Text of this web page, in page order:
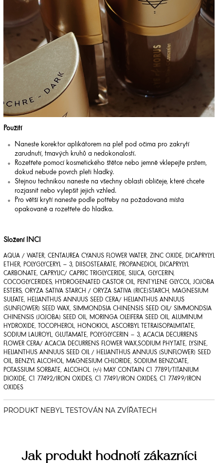
Použití
Naneste korektor aplikátorem na pleť pod očima pro zakrytí
zarudnutí, tmavých kruhů a nedokonalostí.
Rozetřete pomocí kosmetického štětce nebo jemně vklepejte prstem,
dokud nebude povrch pleti hladký.
Stejnou technikou naneste na všechny oblasti obličeje, které chcete
rozjasnit nebo vylepšit jejich vzhled.
Pro větší krytí naneste podle potřeby na požadovaná místa
opakovaně a rozetřete do hladka.
Složení INCI
AQUA / WATER, CENTAUREA CYANUS FLOWER WATER, ZINC OXIDE, DICAPRYLYL
ETHER, POLYGLYCERYL – 3, DIISOSTEARATE, PROPANEDIOL, DICAPRYLYL
CARBONATE, CAPRYLIC/ CAPRIC TRIGLYCERIDE, SILICA, GLYCERIN,
COCOGLYCERIDES, HYDROGENATED CASTOR OIL, PENTYLENE GLYCOL, JOJOBA
ESTERS, ORYZA SATIVA STARCH / ORYZA SATIVA (RICE)STARCH, MAGNESIUM
SULFATE, HELIANTHUS ANNUUS SEED CERA/ HELIANTHUS ANNUUS
(SUNFLOWER) SEED WAX, SIMMONDSIA CHINENSIS SEED OIL/ SIMMONDSIA
CHINENSIS (JOJOBA) SEED OIL, MORINGA OLEIFERA SEED OIL, ALUMINUM
HYDROXIDE, TOCOPHEROL, HONOKIOL, ASCORBYL TETRAISOPALMITATE,
SODIUM LAUROYL, GLUTAMATE, POLYGLYCERIN – 3, ACACIA DECURRENS
FLOWER CERA/ ACACIA DECURRENS FLOWER WAX,SODIUM PHYTATE, LYSINE,
HELIANTHUS ANNUUS SEED OIL / HELIANTHUS ANNUUS (SUNFLOWER) SEED
OIL, BENZYL ALCOHOL, MAGNESIUM CHLORIDE, SODIUM BENZOATE,
POTASSIUM SORBATE, ALCOHOL. (+/-) MAY CONTAIN C1 77891/TITANIUM
DIOXIDE, C1 77492/IRON OXIDES, C1 77491/IRON OXIDES, C1 77499/IRON
OXIDES
Jak produkt hodnotí zákazníci